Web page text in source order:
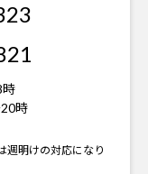
時
週明けの対応になり